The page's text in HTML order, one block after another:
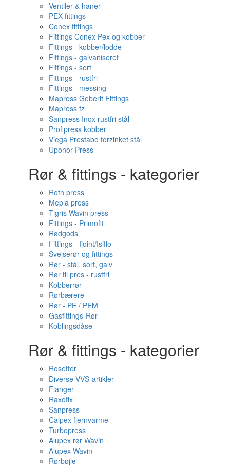
Ventiler & haner
PEX fittings
Conex fittings
Fittings Conex Pex og kobber
Fittings - kobber/lodde
Fittings - galvaniseret
Fittings - sort
Fittings - rustfri
Fittings - messing
Mapress Geberit Fittings
Mapress fz
Sanpress Inox rustfri stål
Profipress kobber
Viega Prestabo forzinket stål
Uponor Press
Rør & fittings - kategorier
Roth press
Mepla press
Tigris Wavin press
Fittings - Primofit
Rødgods
Fittings - Ijoint/Isiflo
Svejserør og fittings
Rør - stål, sort, galv
Rør til pres - rustfri
Kobberrør
Rørbærere
Rør - PE / PEM
Gasfittings-Rør
Koblingsdåse
Rør & fittings - kategorier
Rosetter
Diverse VVS-artikler
Flanger
Raxofix
Sanpress
Calpex fjernvarme
Turbopress
Alupex rør Wavin
Alupex Wavin
Rørbøjle